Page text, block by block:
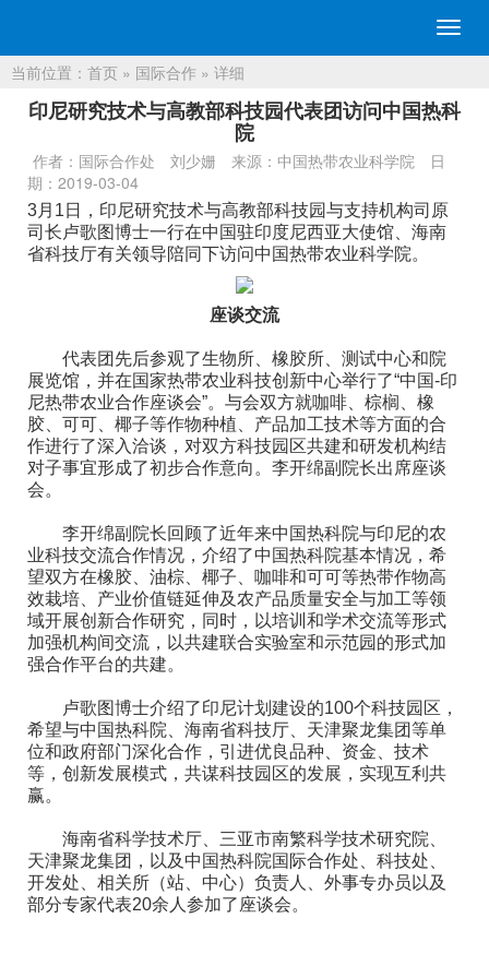
切
换
航
当前位置： 首页 » 国际合作 » 详细
印尼研究技术与高教部科技园代表团访问中国热科
院
作者：国际合作处 刘少姗 来源：中国热带农业科学院
日
期：2019-03-04
3月1日，印尼研究技术与高教部科技园与支持机构司原
司长卢歌图博士一行在中国驻印度尼西亚大使馆、海南
省科技厅有关领导陪同下访问中国热带农业科学院。
座谈交流
代表团先后参观了生物所、橡胶所、测试中心和院
展览馆，并在国家热带农业科技创新中心举行了“中国-印
尼热带农业合作座谈会”。与会双方就咖啡、棕榈、橡
胶、可可、椰子等作物种植、产品加工技术等方面的合
作进行了深入洽谈，对双方科技园区共建和研发机构结
对子事宜形成了初步合作意向。李开绵副院长出席座谈
会。
李开绵副院长回顾了近年来中国热科院与印尼的农
业科技交流合作情况，介绍了中国热科院基本情况，希
望双方在橡胶、油棕、椰子、咖啡和可可等热带作物高
效栽培、产业价值链延伸及农产品质量安全与加工等领
域开展创新合作研究，同时，以培训和学术交流等形式
加强机构间交流，以共建联合实验室和示范园的形式加
强合作平台的共建。
卢歌图博士介绍了印尼计划建设的100个科技园区，
希望与中国热科院、海南省科技厅、天津聚龙集团等单
位和政府部门深化合作，引进优良品种、资金、技术
等，创新发展模式，共谋科技园区的发展，实现互利共
赢。
海南省科学技术厅、三亚市南繁科学技术研究院、
天津聚龙集团，以及中国热科院国际合作处、科技处、
开发处、相关所（站、中心）负责人、外事专办员以及
部分专家代表20余人参加了座谈会。